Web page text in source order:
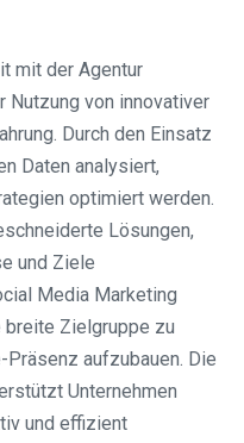
mit der Agentur
Nutzung von innovativer
Durch den Einsatz
Daten analysiert,
optimiert werden.
Lösungen,
und Ziele
Media Marketing
Zielgruppe zu
aufzubauen. Die
Unternehmen
und effizient